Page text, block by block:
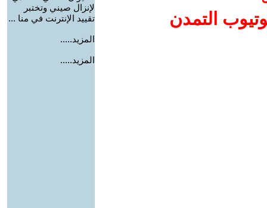
التمدن
لإنزال صيني وتختبر
تقييد الإنترنت في منا ...
المزيد.....
المزيد.....